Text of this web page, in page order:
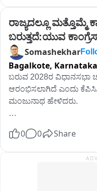
ರಾಜ್ಯದಲ್ಲೂ ಮತ್ತೊಮ್ಮೆ
ಬರುತ್ತದೆ:ಯುವ
Somashekhar
Bagalkote,
ಬರುವ 2028ರ
ಆರಂಭಿಸಲಾಗಿದೆ ಎಂದು
ಮಂಜುನಾಥ ಹೇಳಿದರು.
ಕಾಂಗ್ರೆಸ್ ಅಧ್ಯಕ್ಷನಾಗಿ
ಪ್ರವಾಸ ಕೈಗೊಂಡಿದ್ದೇನೆ.
ಉಮ್ಮಸ್ಸು ಕಂಡುಬಂದಿದೆ.
0 0 Share